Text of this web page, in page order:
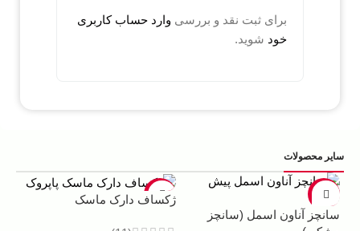
برای ثبت نقد و بررسی وارد حساب کاربری
خود شوید.
سایر محصولات
-13%
سانچز آناون اسمل (سانچز
-22%
ژکساف دارک ماسک